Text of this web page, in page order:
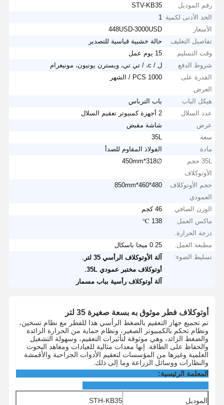
رقم الموديل
STV-KB35
الحد الأدنى لكمية
1
الأسعار
448USD-3000USD
تفاصيل التغليف
حالة خشبية قياسية للتصدير
وقت التسليم
15 يوم عمل
شروط الدفع
ل / c، / تي تي، ويسترن يونيون، مونيغرام
القدرة على
العرض
1000 PCS / الشهر
هيكل الباب
باب الترباس
عدد السلال
2 أجهزة كمبيوتر تعقيم السلال
عرض
شاشة مقبض
سعة
35L
مادة
الفولاذ المقاوم للصدأ
35L حجم
الأوتوكلاف
∅318*450mm
حجم الأوتوكلاف
العمودي
480*460*850mm
الوزن الصافي
46 كجم
ماكس العمل
درجة الحرارة.
138 ℃
مطبعة العمل.
0.25 ميجا باسكال
تسليط الضوء:
آلة الأوتوكلاف الرأسي 35 لتر
أوتوكلاف مختبر عمودي 35L
آلة أوتوكلاف رأسية بباب مسمار
أوتوكلاف فطر موثوق به بسعة صغيرة 35 لتر
تم تجميع جهاز التعقيم بالضغط الرأسي هذا للفطر مع نظام تسخين،
ونظام تحكم بالكمبيوتر الصغير، ونظام حماية من الحرارة الزائدة
والضغط الزائد، وهي موثوقة لتأثيرات التعقيم، وسهولة التشغيل
والحفاظ على الطاقة. إنها معدات مثالية للعيادات ومعاهد البحوث
العلمية وغيرها من المؤسسات لتعقيم الأدوات الجراحية والأقمشة
والنظارات ووسائل الزراعة وما إلى ذلك.
المعلمة الرئيسية:
الموديل
STH-KB35